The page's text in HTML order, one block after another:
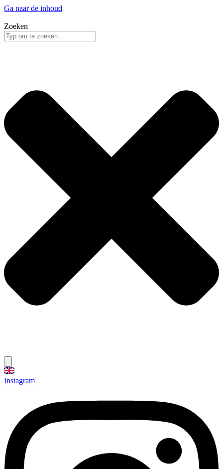
Ga naar de inhoud
Zoeken
Instagram